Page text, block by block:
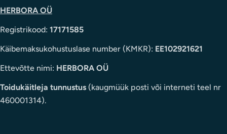
HERBORA OÜ
Registrikood: 17171585
Käibemaksukohustuslase number (KMKR): EE102921621
Ettevõtte nimi: HERBORA OÜ
Toidukäitleja tunnustus (kaugmüük posti või interneti teel nr
460001314).